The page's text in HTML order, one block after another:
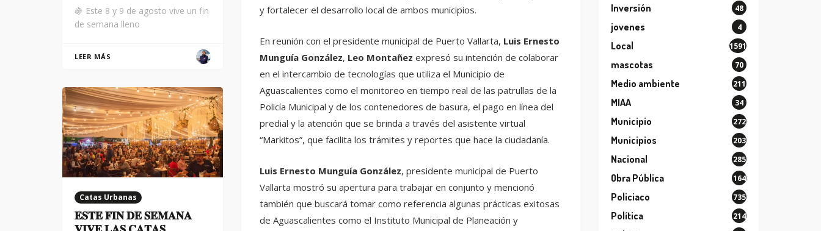
y fortalecer el desarrollo local de ambos municipios.
En reunión con el presidente municipal de Puerto Vallarta, Luis Ernesto
Munguía González, Leo Montañez expresó su intención de colaborar
en el intercambio de tecnologías que utiliza el Municipio de
Aguascalientes como el monitoreo en tiempo real de las patrullas de la
Policía Municipal y de los contenedores de basura, el pago en línea del
predial y la atención que se brinda a través del asistente virtual
“Markitos”, que facilita los trámites y reportes que hace la ciudadanía.
Luis Ernesto Munguía González, presidente municipal de Puerto
Vallarta mostró su apertura para trabajar en conjunto y mencionó
también que buscará tomar como referencia algunas prácticas exitosas
de Aguascalientes como el Instituto Municipal de Planeación y
🍇 Este 8 y 9 de agosto vive un fin
de semana lleno
LEER MÁS
Catas Urbanas
𝐄𝐒𝐓𝐄 𝐅𝐈𝐍 𝐃𝐄 𝐒𝐄𝐌𝐀𝐍𝐀
Inversión 48
jovenes 4
Local 1591
mascotas 70
Medio ambiente 211
MIAA 34
Municipio 272
Municipios 203
Nacional 285
Obra Pública 164
Policiaco 735
Política 214